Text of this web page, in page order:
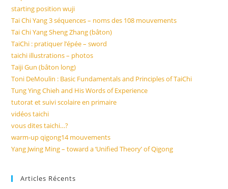
starting position wuji
Tai Chi Yang 3 séquences – noms des 108 mouvements
Tai Chi Yang Sheng Zhang (bâton)
TaiChi : pratiquer l’épée – sword
taichi illustrations – photos
Taiji Gun (bâton long)
Toni DeMoulin : Basic Fundamentals and Principles of TaiChi
Tung Ying Chieh and His Words of Experience
tutorat et suivi scolaire en primaire
vidéos taichi
vous dites taichi…?
warm-up qigong14 mouvements
Yang Jwing Ming – toward a ‘Unified Theory’ of Qigong
Articles Récents